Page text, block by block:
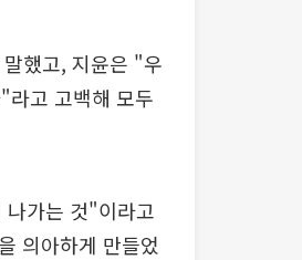
했고, 지윤은 "우
라고 고백해 모두
가는 것"이라고
의아하게 만들었